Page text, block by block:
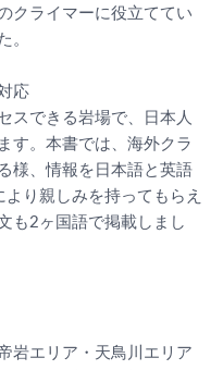
クライマーに役立ててい
。
応
スできる岩場で、日本人
す。本書では、海外クラ
様、情報を日本語と英語
り親しみを持ってもらえ
も2ヶ国語で掲載しまし
岩エリア・天鳥川エリア